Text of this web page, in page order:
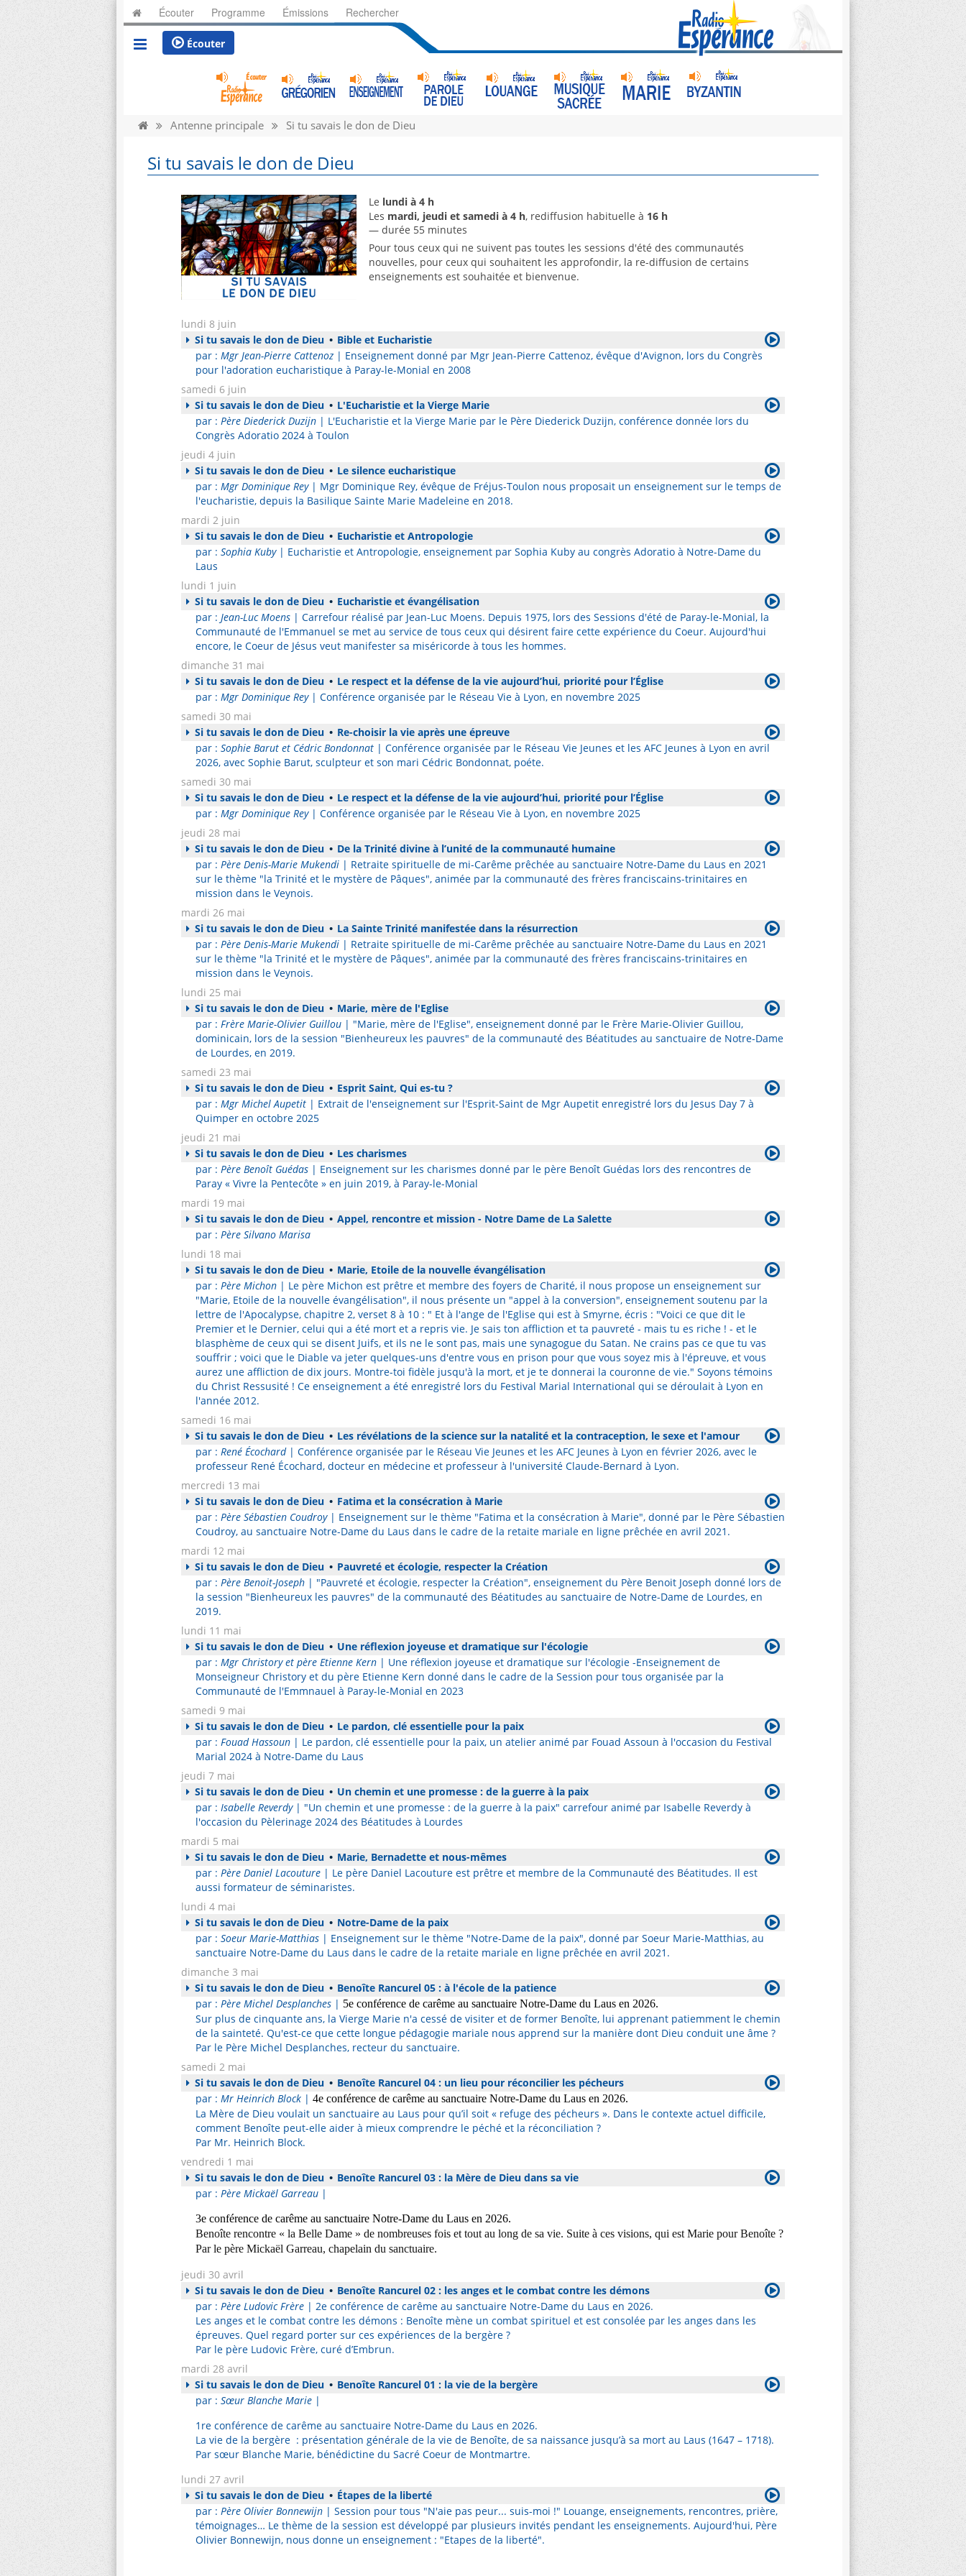
Écouter Programme Émissions Rechercher
Écouter
Antenne principale Si tu savais le don de Dieu
Si tu savais le don de Dieu
Le lundi à 4 h
Les mardi, jeudi et samedi à 4 h, rediffusion habituelle à 16 h
— durée 55 minutes
Pour tous ceux qui ne suivent pas toutes les sessions d'été des communautés
nouvelles, pour ceux qui souhaitent les approfondir, la re-diffusion de certains
enseignements est souhaitée et bienvenue.
lundi 8 juin
Si tu savais le don de Dieu • Bible et Eucharistie
par : Mgr Jean-Pierre Cattenoz| Enseignement donné par Mgr Jean-Pierre Cattenoz, évêque d'Avignon, lors du Congrès
pour l'adoration eucharistique à Paray-le-Monial en 2008
samedi 6 juin
Si tu savais le don de Dieu • L'Eucharistie et la Vierge Marie
par : Père Diederick Duzijn| L'Eucharistie et la Vierge Marie par le Père Diederick Duzijn, conférence donnée lors du
Congrès Adoratio 2024 à Toulon
jeudi 4 juin
Si tu savais le don de Dieu • Le silence eucharistique
par : Mgr Dominique Rey| Mgr Dominique Rey, évêque de Fréjus-Toulon nous proposait un enseignement sur le temps de
l'eucharistie, depuis la Basilique Sainte Marie Madeleine en 2018.
mardi 2 juin
Si tu savais le don de Dieu • Eucharistie et Antropologie
par : Sophia Kuby| Eucharistie et Antropologie, enseignement par Sophia Kuby au congrès Adoratio à Notre-Dame du
Laus
lundi 1 juin
Si tu savais le don de Dieu • Eucharistie et évangélisation
par : Jean-Luc Moens| Carrefour réalisé par Jean-Luc Moens. Depuis 1975, lors des Sessions d'été de Paray-le-Monial, la
Communauté de l'Emmanuel se met au service de tous ceux qui désirent faire cette expérience du Coeur. Aujourd'hui
encore, le Coeur de Jésus veut manifester sa miséricorde à tous les hommes.
dimanche 31 mai
Si tu savais le don de Dieu • Le respect et la défense de la vie aujourd’hui, priorité pour l’Église
par : Mgr Dominique Rey| Conférence organisée par le Réseau Vie à Lyon, en novembre 2025
samedi 30 mai
Si tu savais le don de Dieu • Re-choisir la vie après une épreuve
par : Sophie Barut et Cédric Bondonnat| Conférence organisée par le Réseau Vie Jeunes et les AFC Jeunes à Lyon en avril
2026, avec Sophie Barut, sculpteur et son mari Cédric Bondonnat, poéte.
samedi 30 mai
Si tu savais le don de Dieu • Le respect et la défense de la vie aujourd’hui, priorité pour l’Église
par : Mgr Dominique Rey| Conférence organisée par le Réseau Vie à Lyon, en novembre 2025
jeudi 28 mai
Si tu savais le don de Dieu • De la Trinité divine à l’unité de la communauté humaine
par : Père Denis-Marie Mukendi| Retraite spirituelle de mi-Carême prêchée au sanctuaire Notre-Dame du Laus en 2021
sur le thème "la Trinité et le mystère de Pâques", animée par la communauté des frères franciscains-trinitaires en
mission dans le Veynois.
mardi 26 mai
Si tu savais le don de Dieu • La Sainte Trinité manifestée dans la résurrection
par : Père Denis-Marie Mukendi| Retraite spirituelle de mi-Carême prêchée au sanctuaire Notre-Dame du Laus en 2021
sur le thème "la Trinité et le mystère de Pâques", animée par la communauté des frères franciscains-trinitaires en
mission dans le Veynois.
lundi 25 mai
Si tu savais le don de Dieu • Marie, mère de l'Eglise
par : Frère Marie-Olivier Guillou| "Marie, mère de l'Eglise", enseignement donné par le Frère Marie-Olivier Guillou,
dominicain, lors de la session "Bienheureux les pauvres" de la communauté des Béatitudes au sanctuaire de Notre-Dame
de Lourdes, en 2019.
samedi 23 mai
Si tu savais le don de Dieu • Esprit Saint, Qui es-tu ?
par : Mgr Michel Aupetit| Extrait de l'enseignement sur l'Esprit-Saint de Mgr Aupetit enregistré lors du Jesus Day 7 à
Quimper en octobre 2025
jeudi 21 mai
Si tu savais le don de Dieu • Les charismes
par : Père Benoît Guédas| Enseignement sur les charismes donné par le père Benoît Guédas lors des rencontres de
Paray « Vivre la Pentecôte » en juin 2019, à Paray-le-Monial
mardi 19 mai
Si tu savais le don de Dieu • Appel, rencontre et mission - Notre Dame de La Salette
par : Père Silvano Marisa
lundi 18 mai
Si tu savais le don de Dieu • Marie, Etoile de la nouvelle évangélisation
par : Père Michon| Le père Michon est prêtre et membre des foyers de Charité, il nous propose un enseignement sur
"Marie, Etoile de la nouvelle évangélisation", il nous présente un "appel à la conversion", enseignement soutenu par la
lettre de l'Apocalypse, chapitre 2, verset 8 à 10 : " Et à l'ange de l'Eglise qui est à Smyrne, écris : "Voici ce que dit le
Premier et le Dernier, celui qui a été mort et a repris vie. Je sais ton affliction et ta pauvreté - mais tu es riche ! - et le
blasphème de ceux qui se disent Juifs, et ils ne le sont pas, mais une synagogue du Satan. Ne crains pas ce que tu vas
souffrir ; voici que le Diable va jeter quelques-uns d'entre vous en prison pour que vous soyez mis à l'épreuve, et vous
aurez une affliction de dix jours. Montre-toi fidèle jusqu'à la mort, et je te donnerai la couronne de vie." Soyons témoins
du Christ Ressusité ! Ce enseignement a été enregistré lors du Festival Marial International qui se déroulait à Lyon en
l'année 2012.
samedi 16 mai
Si tu savais le don de Dieu • Les révélations de la science sur la natalité et la contraception, le sexe et l'amour
par : René Écochard| Conférence organisée par le Réseau Vie Jeunes et les AFC Jeunes à Lyon en février 2026, avec le
professeur René Écochard, docteur en médecine et professeur à l'université Claude-Bernard à Lyon.
mercredi 13 mai
Si tu savais le don de Dieu • Fatima et la consécration à Marie
par : Père Sébastien Coudroy| Enseignement sur le thème "Fatima et la consécration à Marie", donné par le Père Sébastien
Coudroy, au sanctuaire Notre-Dame du Laus dans le cadre de la retaite mariale en ligne prêchée en avril 2021.
mardi 12 mai
Si tu savais le don de Dieu • Pauvreté et écologie, respecter la Création
par : Père Benoit-Joseph| "Pauvreté et écologie, respecter la Création", enseignement du Père Benoit Joseph donné lors de
la session "Bienheureux les pauvres" de la communauté des Béatitudes au sanctuaire de Notre-Dame de Lourdes, en
2019.
lundi 11 mai
Si tu savais le don de Dieu • Une réflexion joyeuse et dramatique sur l'écologie
par : Mgr Christory et père Etienne Kern| Une réflexion joyeuse et dramatique sur l'écologie -Enseignement de
Monseigneur Christory et du père Etienne Kern donné dans le cadre de la Session pour tous organisée par la
Communauté de l'Emmnauel à Paray-le-Monial en 2023
samedi 9 mai
Si tu savais le don de Dieu • Le pardon, clé essentielle pour la paix
par : Fouad Hassoun| Le pardon, clé essentielle pour la paix, un atelier animé par Fouad Assoun à l'occasion du Festival
Marial 2024 à Notre-Dame du Laus
jeudi 7 mai
Si tu savais le don de Dieu • Un chemin et une promesse : de la guerre à la paix
par : Isabelle Reverdy| "Un chemin et une promesse : de la guerre à la paix" carrefour animé par Isabelle Reverdy à
l'occasion du Pèlerinage 2024 des Béatitudes à Lourdes
mardi 5 mai
Si tu savais le don de Dieu • Marie, Bernadette et nous-mêmes
par : Père Daniel Lacouture| Le père Daniel Lacouture est prêtre et membre de la Communauté des Béatitudes. Il est
aussi formateur de séminaristes.
lundi 4 mai
Si tu savais le don de Dieu • Notre-Dame de la paix
par : Soeur Marie-Matthias| Enseignement sur le thème "Notre-Dame de la paix", donné par Soeur Marie-Matthias, au
sanctuaire Notre-Dame du Laus dans le cadre de la retaite mariale en ligne prêchée en avril 2021.
dimanche 3 mai
Si tu savais le don de Dieu • Benoîte Rancurel 05 : à l'école de la patience
par : Père Michel Desplanches| 5e conférence de carême au sanctuaire Notre-Dame du Laus en 2026.
Sur plus de cinquante ans, la Vierge Marie n'a cessé de visiter et de former Benoîte, lui apprenant patiemment le chemin
de la sainteté. Qu'est-ce que cette longue pédagogie mariale nous apprend sur la manière dont Dieu conduit une âme ?
Par le Père Michel Desplanches, recteur du sanctuaire.
samedi 2 mai
Si tu savais le don de Dieu • Benoîte Rancurel 04 : un lieu pour réconcilier les pécheurs
par : Mr Heinrich Block| 4e conférence de carême au sanctuaire Notre-Dame du Laus en 2026.
La Mère de Dieu voulait un sanctuaire au Laus pour qu’il soit « refuge des pécheurs ». Dans le contexte actuel difficile,
comment Benoîte peut-elle aider à mieux comprendre le péché et la réconciliation ?
Par Mr. Heinrich Block.
vendredi 1 mai
Si tu savais le don de Dieu • Benoîte Rancurel 03 : la Mère de Dieu dans sa vie
par : Père Mickaël Garreau|
3e conférence de carême au sanctuaire Notre-Dame du Laus en 2026.
Benoîte rencontre « la Belle Dame » de nombreuses fois et tout au long de sa vie. Suite à ces visions, qui est Marie pour Benoîte ?
Par le père Mickaël Garreau, chapelain du sanctuaire.
jeudi 30 avril
Si tu savais le don de Dieu • Benoîte Rancurel 02 : les anges et le combat contre les démons
par : Père Ludovic Frère| 2e conférence de carême au sanctuaire Notre-Dame du Laus en 2026.
Les anges et le combat contre les démons : Benoîte mène un combat spirituel et est consolée par les anges dans les
épreuves. Quel regard porter sur ces expériences de la bergère ?
Par le père Ludovic Frère, curé d’Embrun.
mardi 28 avril
Si tu savais le don de Dieu • Benoîte Rancurel 01 : la vie de la bergère
par : Sœur Blanche Marie|
1re conférence de carême au sanctuaire Notre-Dame du Laus en 2026.
La vie de la bergère : présentation générale de la vie de Benoîte, de sa naissance jusqu’à sa mort au Laus (1647 – 1718).
Par sœur Blanche Marie, bénédictine du Sacré Coeur de Montmartre.
lundi 27 avril
Si tu savais le don de Dieu • Étapes de la liberté
par : Père Olivier Bonnewijn| Session pour tous "N'aie pas peur... suis-moi !" Louange, enseignements, rencontres, prière,
témoignages… Le thème de la session est développé par plusieurs invités pendant les enseignements. Aujourd'hui, Père
Olivier Bonnewijn, nous donne un enseignement : "Etapes de la liberté".